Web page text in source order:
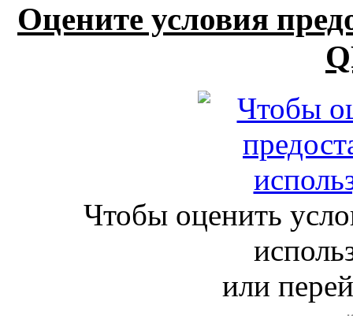
Оцените условия
Чтобы оценить
или